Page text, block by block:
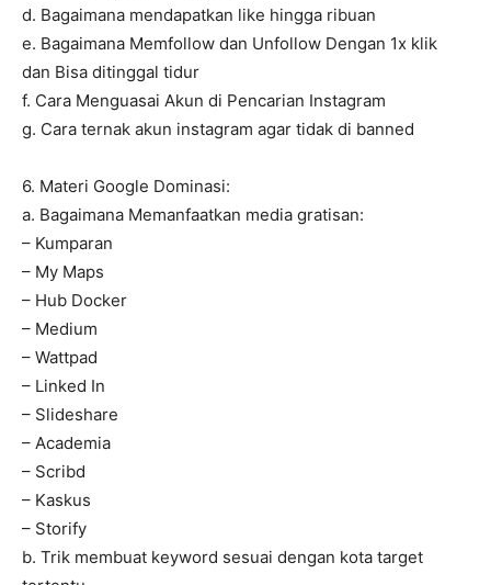
d. Bagaimana mendapatkan like hingga ribuan
e. Bagaimana Memfollow dan Unfollow Dengan 1x klik
dan Bisa ditinggal tidur
f. Cara Menguasai Akun di Pencarian Instagram
g. Cara ternak akun instagram agar tidak di banned
6. Materi Google Dominasi:
a. Bagaimana Memanfaatkan media gratisan:
– Kumparan
– My Maps
– Hub Docker
– Medium
– Wattpad
– Linked In
– Slideshare
– Academia
– Scribd
– Kaskus
– Storify
b. Trik membuat keyword sesuai dengan kota target